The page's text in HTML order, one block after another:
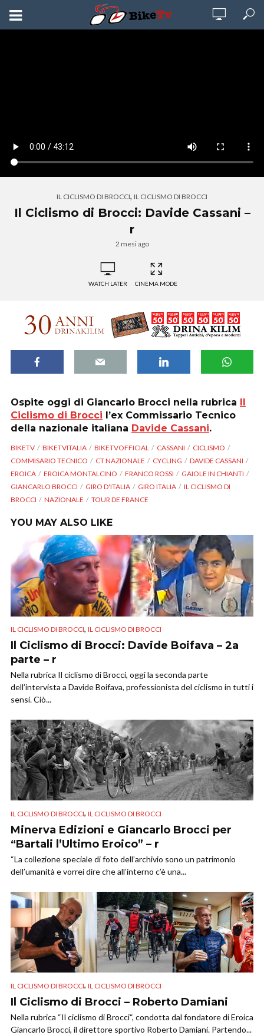
IL CICLISMO DI BROCCI, IL CICLISMO DI BROCCI
Il Ciclismo di Brocci: Davide Cassani –
r
2 mesi ago
WATCH LATER CINEMA MODE
Ospite oggi di Giancarlo Brocci nella rubrica
Ciclismo di Brocci l’ex Commissario Tecnico
della nazionale italiana Davide Cassani.
BIKETV BIKETVITALIA BIKETVOFFICIAL CASSANI
CICLISMO
COMMISARIO TECNICO
CT NAZIONALE CYCLING
DAVIDE CASSANI
EROICA
EROICA MONTALCINO FRANCO ROSSI
GAIOLE IN CHIANTI
GIANCARLO BROCCI
GIRO D'ITALIA GIRO ITALIA
IL CICLISMO DI
BROCCI
NAZIONALE TOUR DE FRANCE
YOU MAY ALSO LIKE
IL CICLISMO DI BROCCI, IL CICLISMO DI BROCCI
Il Ciclismo di Brocci: Davide Boifava – 2a
parte – r
Nella rubrica Il ciclismo di Brocci, oggi la seconda parte
dell’intervista a Davide Boifava, professionista del ciclismo in tutti i
sensi. Ciò...
IL CICLISMO DI BROCCI, IL CICLISMO DI BROCCI
Minerva Edizioni e Giancarlo Brocci per
“Bartali l’Ultimo Eroico” – r
“La collezione speciale di foto dell’archivio sono un patrimonio
dell’umanità e vorrei dire che all’interno c’è una...
IL CICLISMO DI BROCCI, IL CICLISMO DI BROCCI
Il Ciclismo di Brocci – Roberto Damiani
Nella rubrica “Il ciclismo di Brocci“, condotta dal fondatore di Eroica
Giancarlo Brocci, il direttore sportivo Roberto Damiani. Partendo...